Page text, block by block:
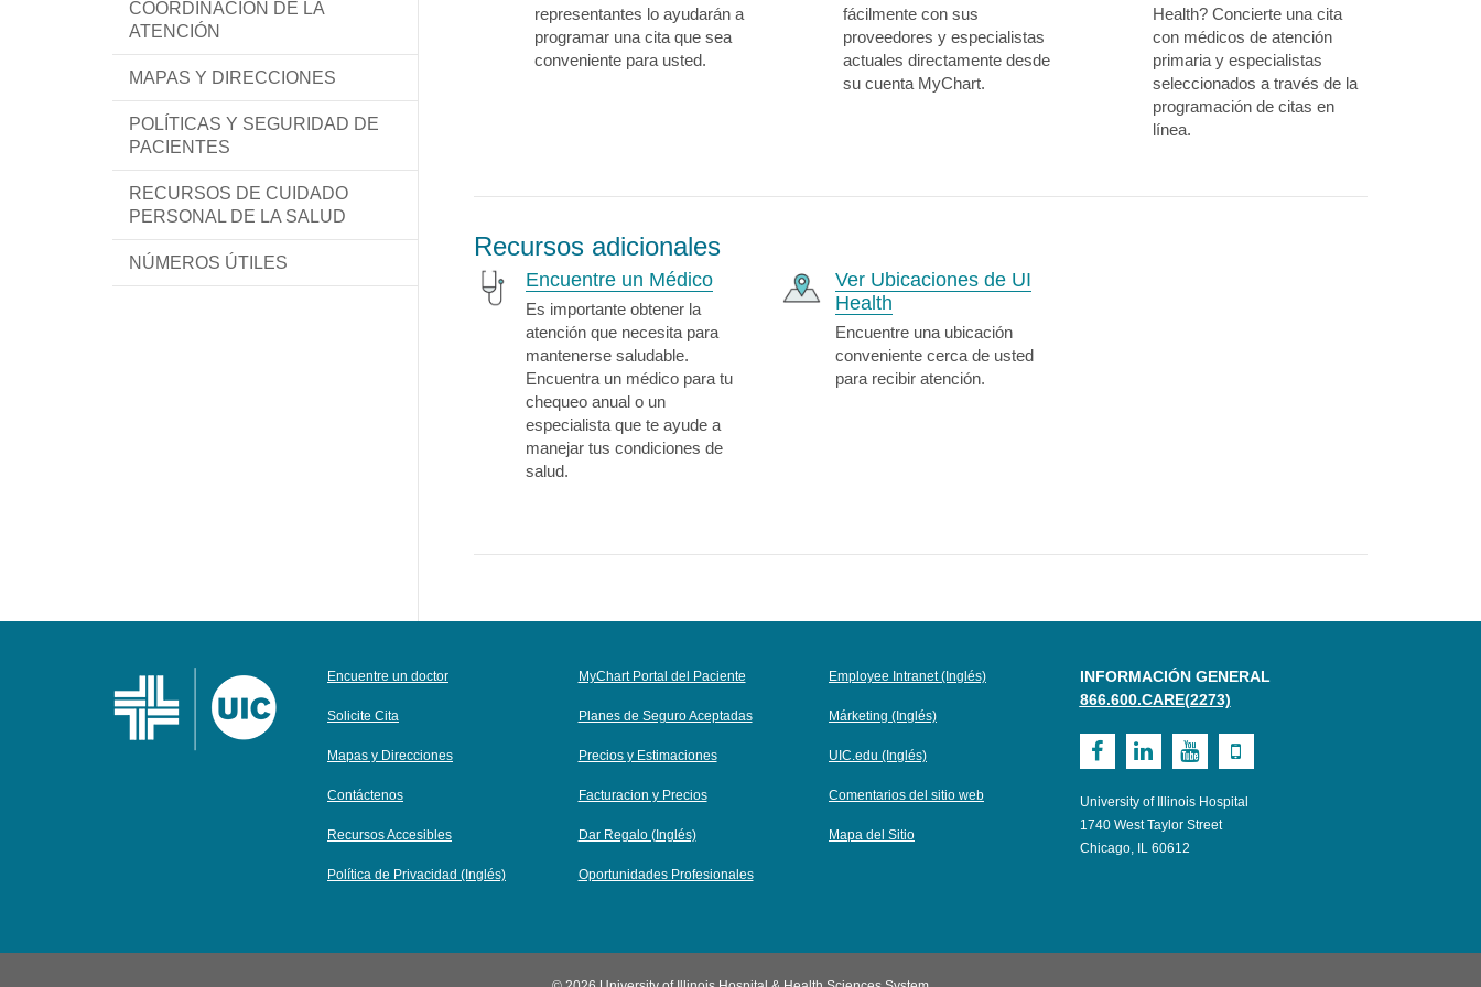
COORDINACIÓN DE LA
ATENCIÓN
MAPAS Y DIRECCIONES
POLÍTICAS Y SEGURIDAD DE
PACIENTES
RECURSOS DE CUIDADO
PERSONAL DE LA SALUD
NÚMEROS ÚTILES
representantes lo ayudarán a
programar una cita que sea
conveniente para usted.
fácilmente con sus
proveedores y especialistas
actuales directamente desde
su cuenta MyChart.
Health? Concierte una cita
con médicos de atención
primaria y especialistas
seleccionados a través de la
programación de citas en
línea.
Recursos adicionales
Encuentre un Médico
Es importante obtener la
atención que necesita para
mantenerse saludable.
Encuentra un médico para tu
chequeo anual o un
especialista que te ayude a
manejar tus condiciones de
salud.
Ver Ubicaciones de UI
Health
Encuentre una ubicación
conveniente cerca de usted
para recibir atención.
Encuentre un doctor
Solicite Cita
Mapas y Direcciones
Contáctenos
Recursos Accesibles
Política de Privacidad (Inglés)
MyChart Portal del Paciente
Planes de Seguro Aceptadas
Precios y Estimaciones
Facturacion y Precios
Dar Regalo (Inglés)
Oportunidades Profesionales
Employee Intranet (Inglés)
Márketing (Inglés)
UIC.edu (Inglés)
Comentarios del sitio web
Mapa del Sitio
INFORMACIÓN GENERAL
866.600.CARE(2273)
Visit
Health
on
Visit
Health
on
Visit
Health
Visit
University of Illinois Hospital
1740 West Taylor Street
Chicago, IL 60612